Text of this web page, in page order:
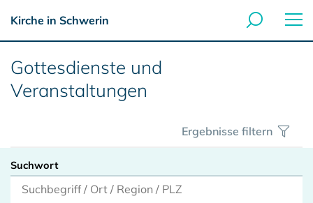
Kirche in Schwerin
Gottesdienste und
Veranstaltungen
Ergebnisse filtern
Suchwort